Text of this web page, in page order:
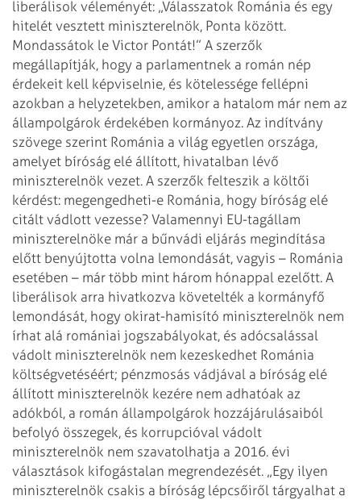
liberálisok véleményét: „Válasszatok Románia és egy
hitelét vesztett miniszterelnök, Ponta között.
Mondassátok le Victor Pontát!” A szerzők
megállapítják, hogy a parlamentnek a román nép
érdekeit kell képviselnie, és kötelessége fellépni
azokban a helyzetekben, amikor a hatalom már nem az
állampolgárok érdekében kormányoz. Az indítvány
szövege szerint Románia a világ egyetlen országa,
amelyet bíróság elé állított, hivatalban lévő
miniszterelnök vezet. A szerzők felteszik a költői
kérdést: megengedheti-e Románia, hogy bíróság elé
citált vádlott vezesse? Valamennyi EU-tagállam
miniszterelnöke már a bűnvádi eljárás megindítása
előtt benyújtotta volna lemondását, vagyis – Románia
esetében – már több mint három hónappal ezelőtt. A
liberálisok arra hivatkozva követelték a kormányfő
lemondását, hogy okirat-hamisító miniszterelnök nem
írhat alá romániai jogszabályokat, és adócsalással
vádolt miniszterelnök nem kezeskedhet Románia
költségvetéséért; pénzmosás vádjával a bíróság elé
állított miniszterelnök kezére nem adhatóak az
adókból, a román állampolgárok hozzájárulásaiból
befolyó összegek, és korrupcióval vádolt
miniszterelnök nem szavatolhatja a 2016. évi
választások kifogástalan megrendezését. „Egy ilyen
miniszterelnök csakis a bíróság lépcsőiről tárgyalhat a